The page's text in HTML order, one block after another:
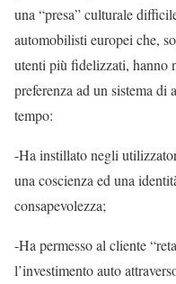
una “presa” culturale
automobilisti europei che,
utenti più fidelizzati, hanno
preferenza ad un sistema di
tempo:
​-Ha instillato negli
una coscienza ed una
consapevolezza;
​-Ha permesso al cliente
l’investimento auto